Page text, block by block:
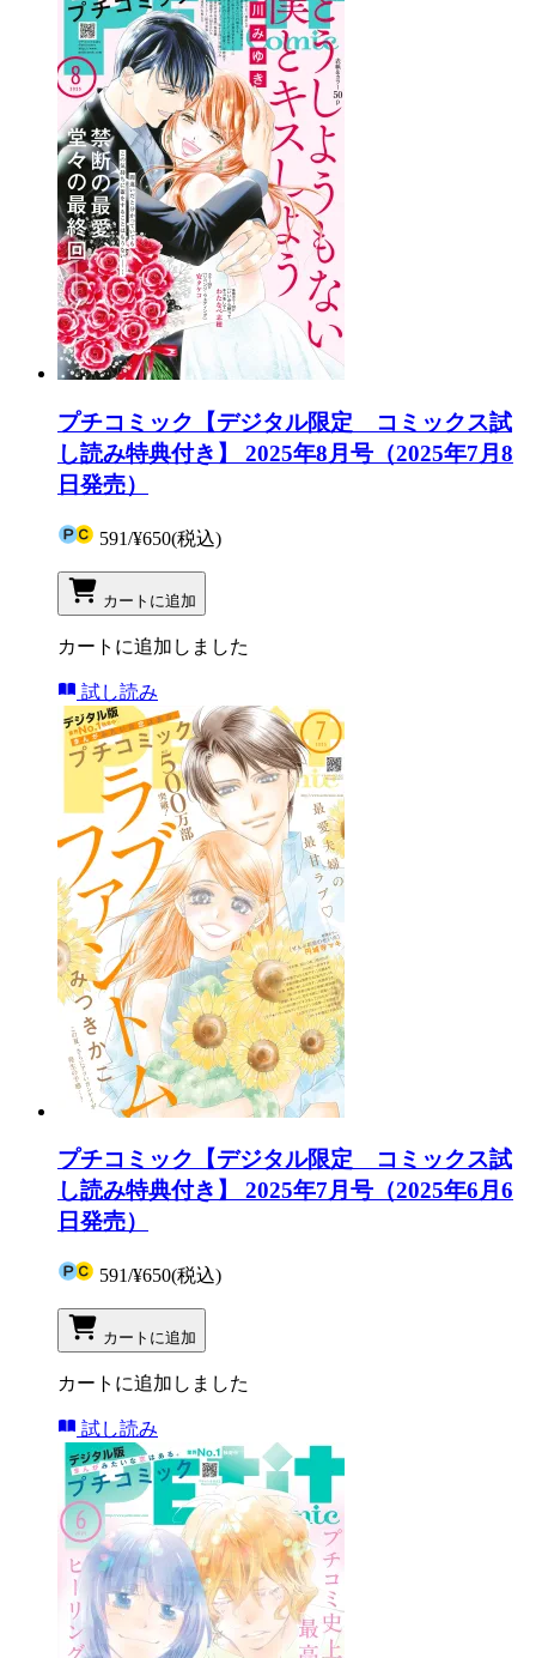
プチコミック【デジタル限定 コミックス試
し読み特典付き】 2025年8月号（2025年7月8
日発売）
591/¥650(税込)
カートに追加
カートに追加しました
試し読み
プチコミック【デジタル限定 コミックス試
し読み特典付き】 2025年7月号（2025年6月6
日発売）
591/¥650(税込)
カートに追加
カートに追加しました
試し読み